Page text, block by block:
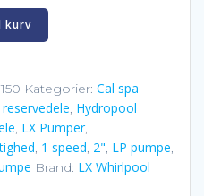
kurv
Kategorier: Cal spa
, Hydropool
, LX Pumper,
, 1 speed, 2", LP pumpe,
Brand: LX Whirlpool